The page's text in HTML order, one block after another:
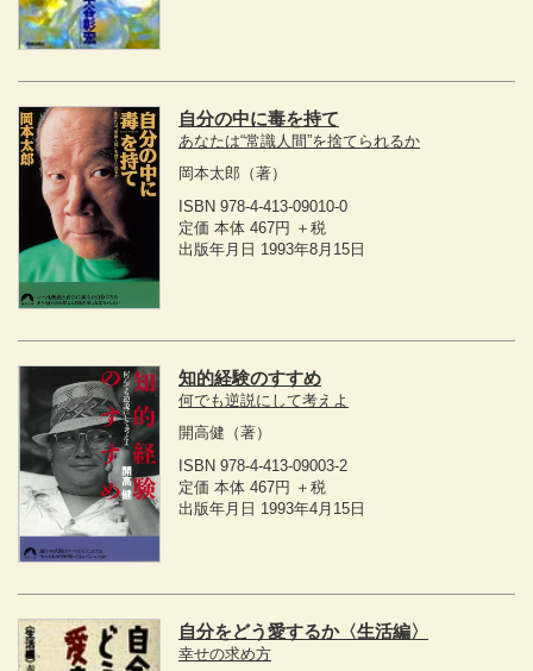
自分の中に毒を持て
あなたは“常識人間”を捨てられるか
岡本太郎 （著）
ISBN 978-4-413-09010-0
定価 本体 467円 ＋税
出版年月日 1993年8月15日
知的経験のすすめ
何でも逆説にして考えよ
開高健 （著）
ISBN 978-4-413-09003-2
定価 本体 467円 ＋税
出版年月日 1993年4月15日
自分をどう愛するか〈生活編〉
幸せの求め方